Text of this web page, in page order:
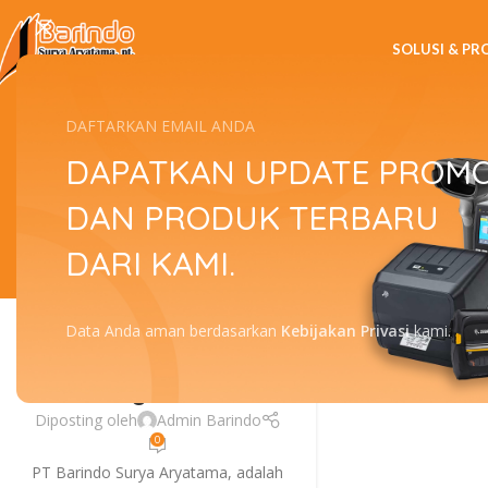
DAFTARKAN EMAIL ANDA
DAPATKAN UPDATE
DAN PRODUK TERBARU
DARI KAMI.
Data Anda aman berdasarkan Kebijakan Privasikami.
SOLUSI &
Tag
Service Printer
Diposting oleh Admin Barindo
0
PT Barindo Surya Aryatama, adalah